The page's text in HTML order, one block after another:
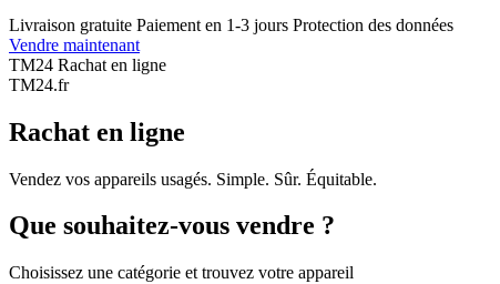
Livraison gratuite Paiement en 1-3 jours Protection des données
Vendre maintenant
TM24 Rachat en ligne
TM24.fr
Rachat en ligne
Vendez vos appareils usagés. Simple. Sûr. Équitable.
Que souhaitez-vous vendre ?
Choisissez une catégorie et trouvez votre appareil